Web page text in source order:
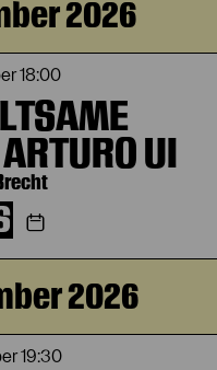
2026
18:00
UI
2026
19:30